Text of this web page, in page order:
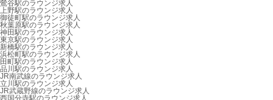
鶯谷駅のラウンジ求人
上野駅のラウンジ求人
御徒町駅のラウンジ求人
秋葉原駅のラウンジ求人
神田駅のラウンジ求人
東京駅のラウンジ求人
新橋駅のラウンジ求人
浜松町駅のラウンジ求人
田町駅のラウンジ求人
品川駅のラウンジ求人
JR南武線のラウンジ求人
立川駅のラウンジ求人
JR武蔵野線のラウンジ求人
西国分寺駅のラウンジ求人